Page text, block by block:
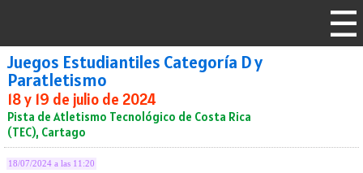
Juegos Estudiantiles Categoría D y
Paratletismo
18 y 19 de julio de 2024
Pista de Atletismo Tecnológico de Costa Rica
(TEC), Cartago
18/07/2024 a las 11:20